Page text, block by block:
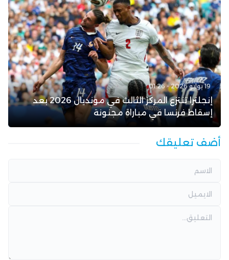
19 يوليو 2026 - 01:26
إنجلترا تنتزع المركز الثالث في مونديال 2026 بعد
إسقاط فرنسا في مباراة مجنونة
أضف تعليقك